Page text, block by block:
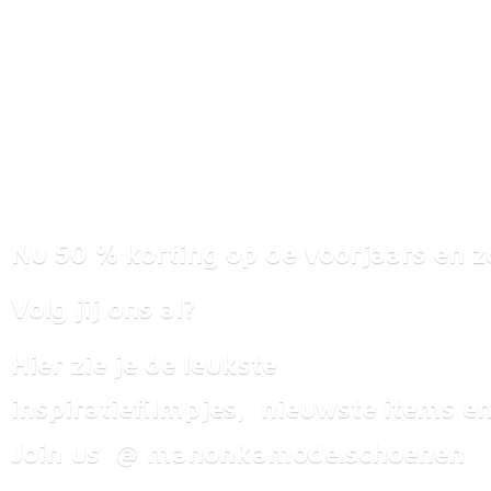
Nu 50 % korting op de voorjaars en
Volg jij ons al?
Hier zie je de leukste
inspiratiefilmpjes, nieuwste items
Join us @ manonkamode.schoenen